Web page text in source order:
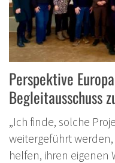
Perspektive
Begleitausschuss
„Ich finde, solche
weitergeführt
helfen, ihren eigenen